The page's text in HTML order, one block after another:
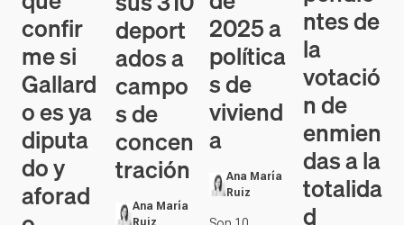
confir
me si
Gallard
o es ya
diputa
do y
aforad
deport
ados a
campo
s de
concen
tración
Ana María
Ruiz
2025 a
política
s de
viviend
a
Ana María
Ruiz
ntes de
la
votació
n de
enmien
das a la
totalida
d